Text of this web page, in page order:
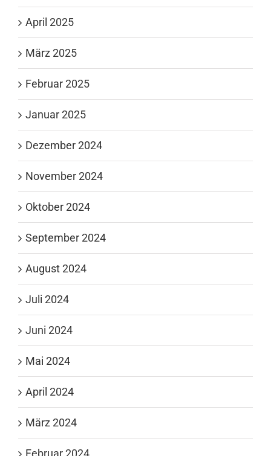
April 2025
März 2025
Februar 2025
Januar 2025
Dezember 2024
November 2024
Oktober 2024
September 2024
August 2024
Juli 2024
Juni 2024
Mai 2024
April 2024
März 2024
Februar 2024